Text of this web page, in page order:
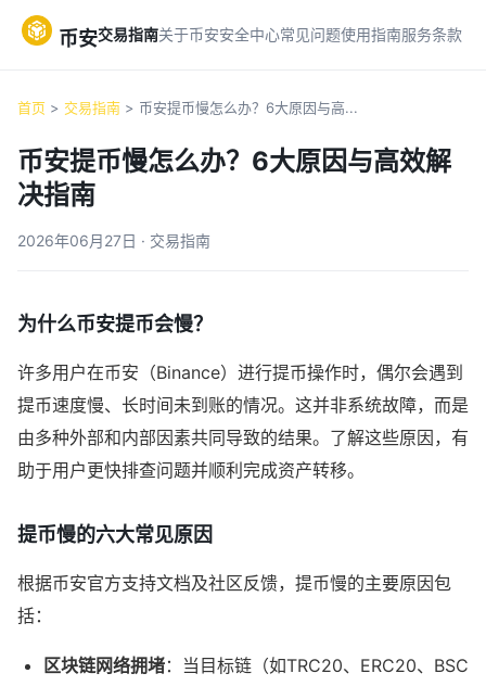
币安交易指南关于币安安全中心常见问题使用指南服务条款
首页 > 交易指南 > 币安提币慢怎么办？6大原因与高...
币安提币慢怎么办？6大原因与高效解
决指南
2026年06月27日 · 交易指南
为什么币安提币会慢？
许多用户在币安（Binance）进行提币操作时，偶尔会遇到
提币速度慢、长时间未到账的情况。这并非系统故障，而是
由多种外部和内部因素共同导致的结果。了解这些原因，有
助于用户更快排查问题并顺利完成资产转移。
提币慢的六大常见原因
根据币安官方支持文档及社区反馈，提币慢的主要原因包
括：
区块链网络拥堵：当目标链（如TRC20、ERC20、BSC